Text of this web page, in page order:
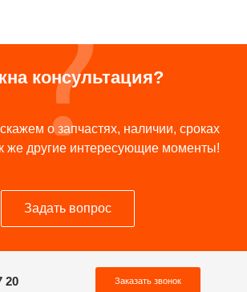
консультация?
о запчастях, наличии, сроках
же другие интересующие моменты!
Задать вопрос
20 Заказать звонок